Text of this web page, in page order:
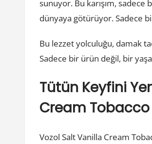
sunuyor. Bu karışım,
dünyaya götürüyor. Sadece
Bu lezzet yolculuğu, damak
Sadece bir ürün değil, bir
Tütün Keyfini
Cream Tobacco
Vozol Salt Vanilla Cream